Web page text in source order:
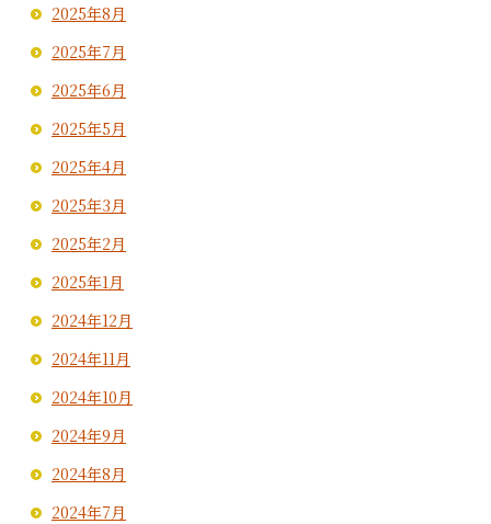
2025年8月
2025年7月
2025年6月
2025年5月
2025年4月
2025年3月
2025年2月
2025年1月
2024年12月
2024年11月
2024年10月
2024年9月
2024年8月
2024年7月